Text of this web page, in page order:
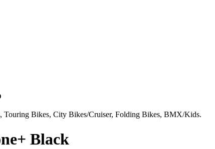
Touring Bikes, City Bikes/Cruiser, Folding Bikes, BMX/Kids.
Black